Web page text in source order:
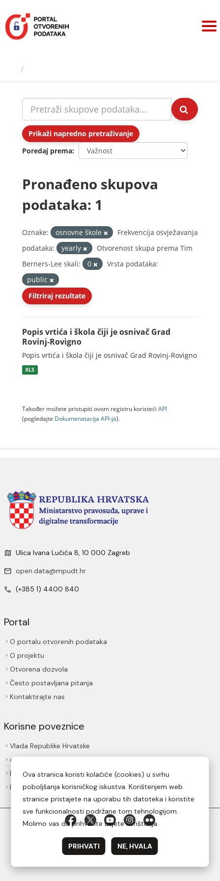
sadržaj
Prikaži napredno pretraživanje
Poredaj prema
Pronađeno skupova
podataka: 1
Oznake: osnovne škole
Frekvencija osvježavanja
podataka:
yearly
Otvorenost skupa prema Tim
Berners-Lee skali:
0
Vrsta podataka:
public
Filtriraj rezultate
Popis vrtića i škola čiji je osnivač Grad
Rovinj-Rovigno
Popis vrtića i škola čiji je osnivač Grad Rovinj-Rovigno
XLS
Također možete pristupiti ovom registru koristeći API
(pogledajte Dokumenаtаcijа API-jа).